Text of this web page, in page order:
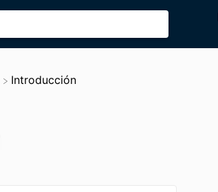
​Introducción